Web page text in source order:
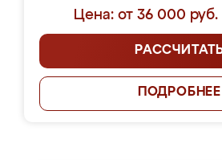
Цена: от 36 000 руб.
ПОДРОБНЕЕ